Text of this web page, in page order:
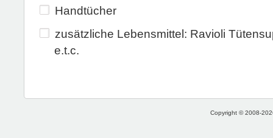
Handtücher
zusätzliche Lebensmittel: Ravioli
e.t.c.
Copyright © 2008-